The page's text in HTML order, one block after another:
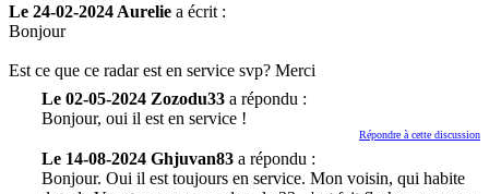
Le 24-02-2024 Aurelie a écrit :
Bonjour
Est ce que ce radar est en service svp? Merci
Le 02-05-2024 Zozodu33 a répondu :
Bonjour, oui il est en service !
Répondre à cette discussion
Le 14-08-2024 Ghjuvan83 a répondu :
Bonjour. Oui il est toujours en service. Mon voisin, qui habite